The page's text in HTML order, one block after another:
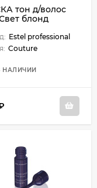
тон д/волос
блонд
Estel professional
Couture
НАЛИЧИИ